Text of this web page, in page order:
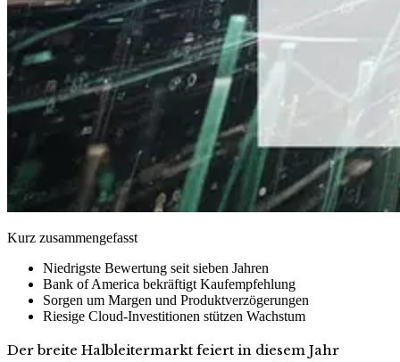
Kurz zusammengefasst
Niedrigste Bewertung seit sieben Jahren
Bank of America bekräftigt Kaufempfehlung
Sorgen um Margen und Produktverzögerungen
Riesige Cloud-Investitionen stützen Wachstum
Der breite Halbleitermarkt feiert in diesem Jahr